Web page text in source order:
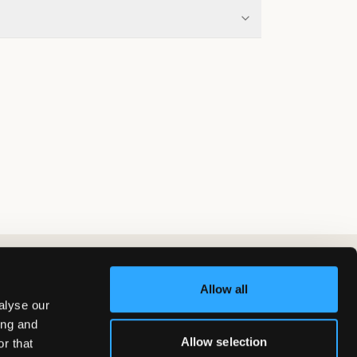
our
and
that
Allow all
Allow selection